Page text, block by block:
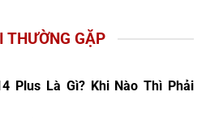
THƯỜNG GẶP
Plus Là Gì? Khi Nào Thì Phải